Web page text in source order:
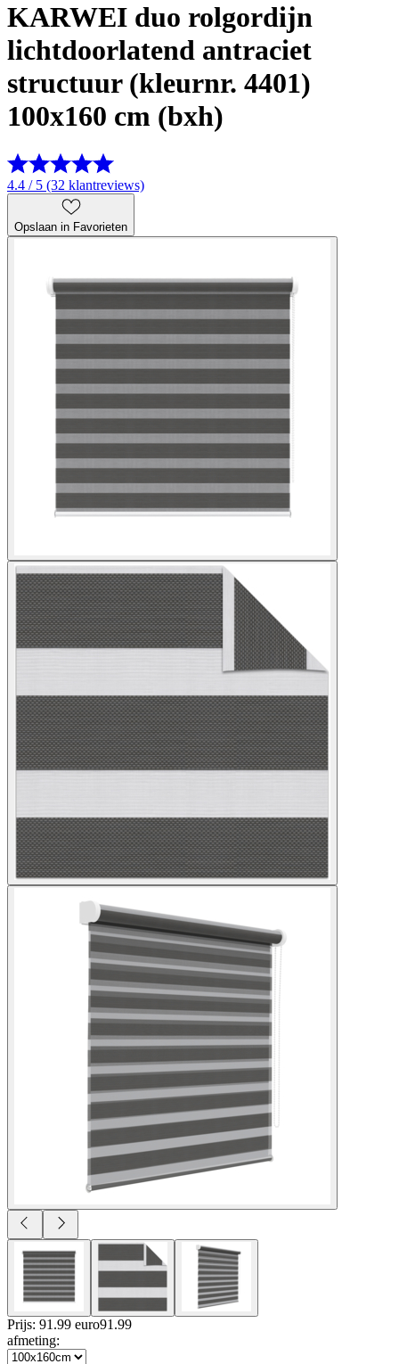
KARWEI duo rolgordijn
lichtdoorlatend antraciet
structuur (kleurnr. 4401)
100x160 cm (bxh)
4.4 / 5 (32 klantreviews)
Opslaan in Favorieten
Prijs: 91.99 euro91 .99
afmeting: